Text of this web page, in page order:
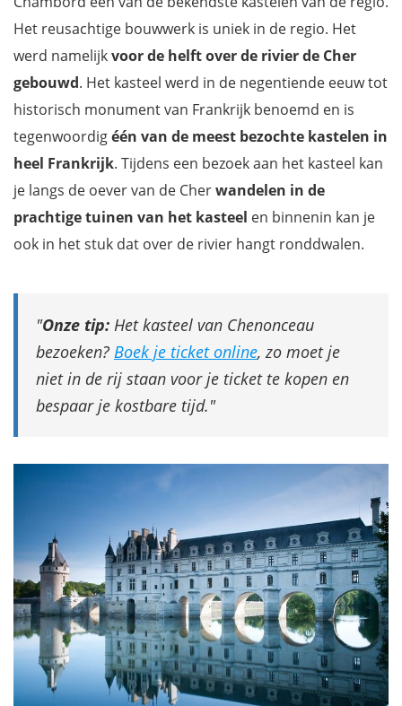
Het reusachtige bouwwerk is uniek in de regio. Het
werd namelijkvoor de helft over de rivier de Cher
gebouwd. Het kasteel werd in de negentiende eeuw tot
historisch monument van Frankrijk benoemd en is
tegenwoordigéén van de meest bezochte kastelen in
heel Frankrijk. Tijdens een bezoek aan het kasteel kan
je langs de oever van de Cherwandelen in de
prachtige tuinen van het kasteel en binnenin kan je
ook in het stuk dat over de rivier hangt ronddwalen.
Onze tip: Het kasteel van Chenonceau
bezoeken? Boek je ticket online, zo moet je
niet in de rij staan voor je ticket te kopen en
bespaar je kostbare tijd.